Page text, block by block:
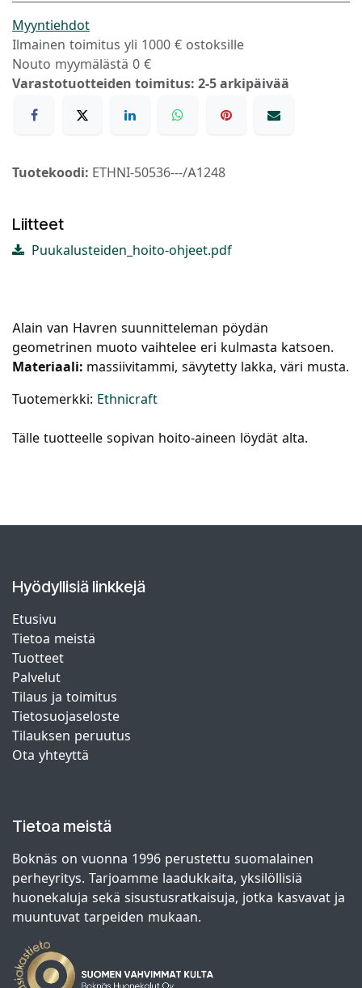
Myyntiehdot
Ilmainen toimitus yli 1000 € ostoksille
Nouto myymälästä 0 €
Varastotuotteiden toimitus: 2-5 arkipäivää
Tuotekoodi: ETHNI-50536---/A1248
Liitteet
Puukalusteiden_hoito-ohjeet.pdf
Alain van Havren suunnitteleman pöydän
geometrinen muoto vaihtelee eri kulmasta katsoen.
Materiaali: massiivitammi, sävytetty lakka, väri musta.
Tuotemerkki: Ethnicraft
Tälle tuotteelle sopivan hoito-aineen löydät alta.
Hyödyllisiä linkkejä
Etusivu
Tietoa meistä
Tuotteet
Palvelut
Tilaus ja toimitus
Tietosuojaseloste
Tilauksen peruutus
Ota yhteyttä
Tietoa meistä
Boknäs on vuonna 1996 perustettu suomalainen
perheyritys. Tarjoamme laadukkaita, yksilöllisiä
huonekaluja sekä sisustusratkaisuja, jotka kasvavat ja
muuntuvat tarpeiden mukaan.